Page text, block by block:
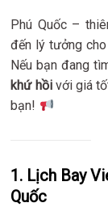
Phú Quốc –
đến lý tưởng
Nếu bạn đang
khứ hồivới giá
bạn!
1. Lịch Bay
Quốc